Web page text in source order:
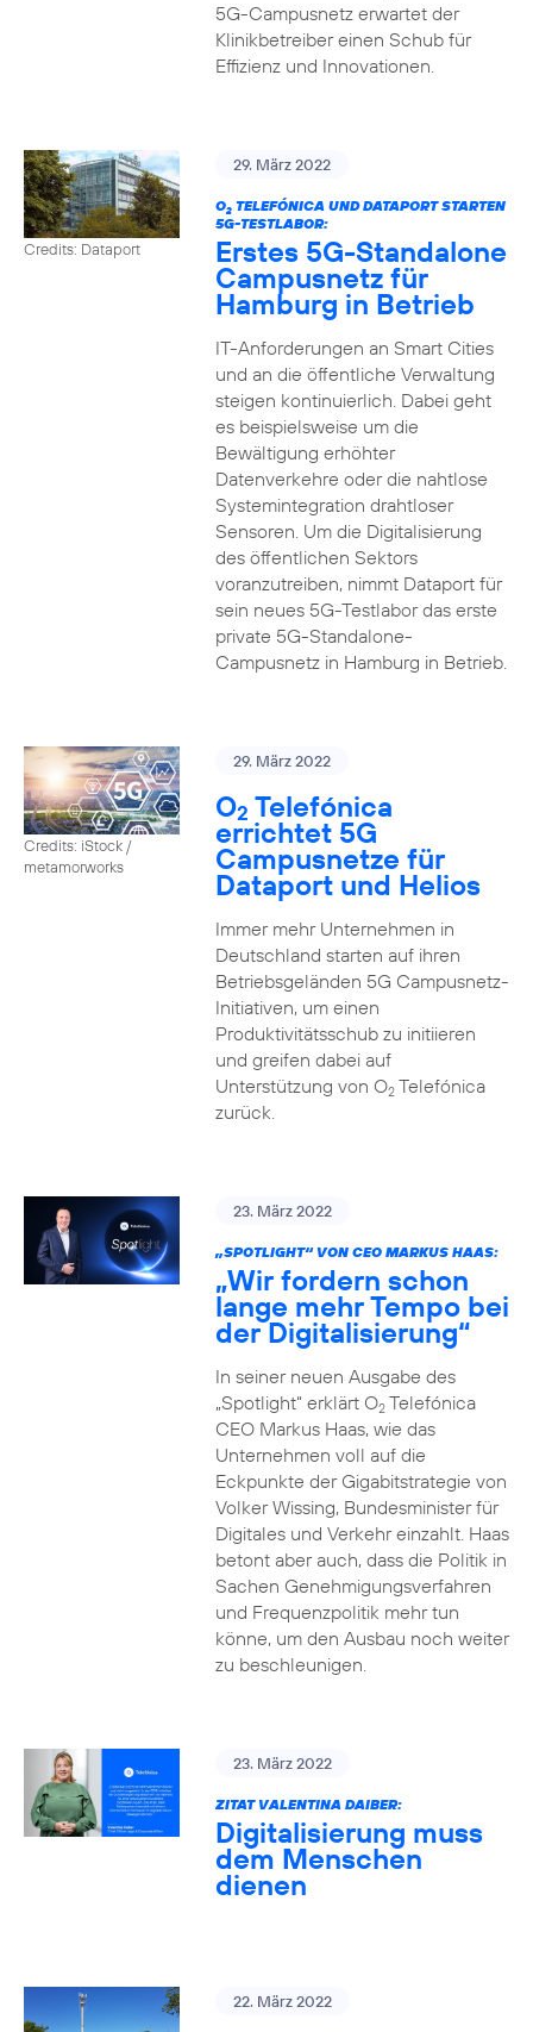
5G-Campusnetz erwartet der
Klinikbetreiber einen Schub für
Effizienz und Innovationen.
Credits: Dataport
29. März 2022
O2TELEFÓNICA UND DATAPORT STARTEN
5G-TESTLABOR:
Erstes 5G-Standalone
Campusnetz für
Hamburg in Betrieb
IT-Anforderungen an Smart Cities
und an die öffentliche Verwaltung
steigen kontinuierlich. Dabei geht
es beispielsweise um die
Bewältigung erhöhter
Datenverkehre oder die nahtlose
Systemintegration drahtloser
Sensoren. Um die Digitalisierung
des öffentlichen Sektors
voranzutreiben, nimmt Dataport für
sein neues 5G-Testlabor das erste
private 5G-Standalone-
Campusnetz in Hamburg in Betrieb.
Credits: iStock /
metamorworks
29. März 2022
O2 Telefónica
errichtet 5G
Campusnetze für
Dataport und Helios
Immer mehr Unternehmen in
Deutschland starten auf ihren
Betriebsgeländen 5G Campusnetz-
Initiativen, um einen
Produktivitätsschub zu initiieren
und greifen dabei auf
Unterstützung von O2Telefónica
zurück.
23. März 2022
„SPOTLIGHT“ VON CEO MARKUS HAAS:
„Wir fordern schon
lange mehr Tempo bei
der Digitalisierung“
In seiner neuen Ausgabe des
„Spotlight“ erklärt O2Telefónica
CEO Markus Haas, wie das
Unternehmen voll auf die
Eckpunkte der Gigabitstrategie von
Volker Wissing, Bundesminister für
Digitales und Verkehr einzahlt. Haas
betont aber auch, dass die Politik in
Sachen Genehmigungsverfahren
und Frequenzpolitik mehr tun
könne, um den Ausbau noch weiter
zu beschleunigen.
23. März 2022
ZITAT VALENTINA DAIBER:
Digitalisierung muss
dem Menschen
dienen
22. März 2022